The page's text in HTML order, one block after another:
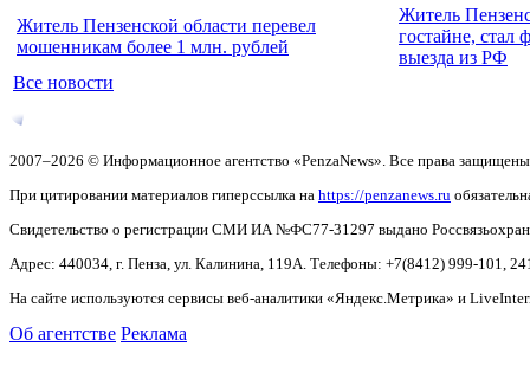
Житель Пензенской области перевел
мошенникам более 1 млн. рублей
Житель
гостайне, стал
выезда из РФ
Все новости
2007–2026 © Информационное агентство «PenzaNews». Все права
При цитировании материалов гиперссылка на https://penzanews.ru
Свидетельство о регистрации СМИ ИА №ФС77-31297 выдано
Адрес: 440034, г. Пенза, ул. Калинина, 119А. Телефоны: +7(8412) 999-101,
На сайте используются сервисы веб-аналитики «Яндекс.Метрика» и
Об агентстве Реклама